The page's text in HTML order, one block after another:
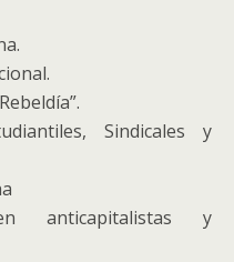
Sindicales y
anticapitalistas y